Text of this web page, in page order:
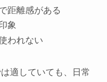
距離感がある
象
われない
適していても、日常